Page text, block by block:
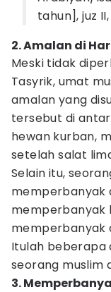
tahun], juz
2. Amalan di
Meski tidak
Tasyrik, umat
amalan yang
tersebut di
hewan kurban,
setelah salat
Selain itu,
memperbanyak
memperbanyak
memperbanyak
Itulah beberapa
seorang muslim
3.